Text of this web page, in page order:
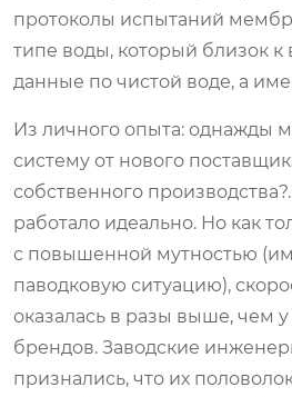
протоколы испытаний
типе воды, который близок
данные по чистой воде, а
Из личного опыта: однажды
систему от нового
собственного
работало идеально. Но как
с повышенной мутностью
паводковую ситуацию),
оказалась в разы выше, чем
брендов. Заводские
признались, что их